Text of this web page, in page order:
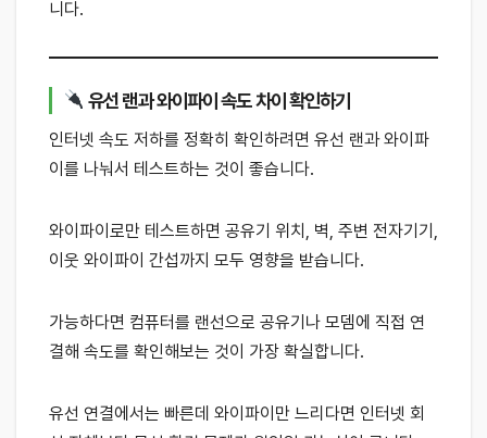
니다.
유선 랜과 와이파이 속도 차이 확인하기
인터넷 속도 저하를 정확히 확인하려면 유선 랜과 와이파
이를 나눠서 테스트하는 것이 좋습니다.
와이파이로만 테스트하면 공유기 위치, 벽, 주변 전자기기,
이웃 와이파이 간섭까지 모두 영향을 받습니다.
가능하다면 컴퓨터를 랜선으로 공유기나 모뎀에 직접 연
결해 속도를 확인해보는 것이 가장 확실합니다.
유선 연결에서는 빠른데 와이파이만 느리다면 인터넷 회